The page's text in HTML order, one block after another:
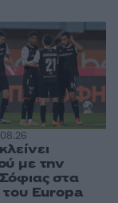
με την
στα
του Europa